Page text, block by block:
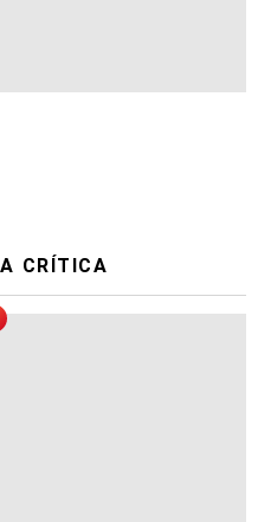
CRÍTICA